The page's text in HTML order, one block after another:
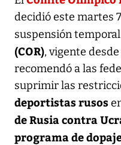
decidió este martes
suspensión
(COR), vigente
recomendó a las
suprimir las
deportistas rusos
de Rusia contra
programa de